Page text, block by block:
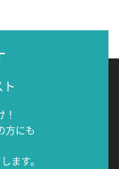
方にも
ます。